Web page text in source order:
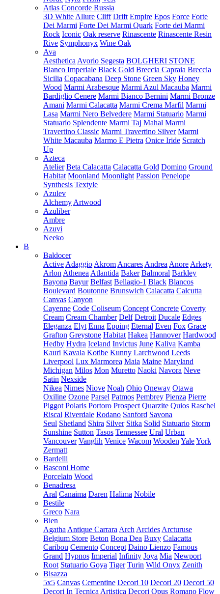
Atlas Concorde Russia
3D White Allure Cliff Drift Empire Epos Force Forte
Dei Marmi Forte Dei Marmi Quark Forte dei Marmi
Rock Iconic Oak reserve Rinascente Rinascente Resin
Rive Symphonyx Wine Oak
Ava
Aesthetica Avorio Segesta BOLGHERI STONE
Bianco Imperiale Black Gold Breccia Capraia Breccia
Sicilia Copacabana Deep Stone Green Sky Honey
Wood Marmi Arabesque Marmi Azul Macauba Marmi
Bardiglio Cenere Marmi Bianco Bernini Marmi Bronze
Amani Marmi Calacatta Marmi Crema Marfil Marmi
Lasa Marmi Nero Belvedere Marmi Statuario Marmi
Statuario Splendente Marmi Taj Mahal Marmi
Travertino Classic Marmi Travertino Silver Marmi
White Macauba Marmo E Pietra Onice Iride Scratch
Up
Azteca
Atelier Beta Calacatta Calacatta Gold Domino Ground
Habitat Moonland Moonlight Passion Penelope
Synthesis Textyle
Azulev
Alchemy Artwood
Azuliber
Ambre
Azuvi
Neeko
B
Baldocer
Active Adaggio Akrom Ancares Andrea Anore Arkety
Arlon Athenea Atlantida Baker Balmoral Barkley
Bayona Bayur Belfast Bellagio-1 Black Blancos
Boulevard Boutonne Brunswich Calacatta Calcutta
Canvas Canyon
Cayenne Code Coliseum Concept Concrete Coverty
Cream Cream Chamber Delf Detroit Ducale Edges
Eleganza Elyt Enna Epping Eternal Even Fox Grace
Grafton Greystone Habitat Hakea Hannover Hardwood
Hedby Hydra Iceland Invictus June Kaliva Kamba
Kauri Kavala Kotibe Kunny Larchwood Leeds
Liverpool Lux Marmorea Maia Maine Maryland
Michigan Milos Mon Muretto Naoki Navora Neve
Satin Nexside
Nikea Nimes Niove Noah Ohio Oneway Otawa
Oxiline Ozone Parsel Patmos Pembrey Pienza Pierre
Piggot Polaris Portoro Prospect Quarzite Quios Raschel
Riscal Riverdale Rodano Sanford Savona
Seul Shetland Shira Silver Sitka Solid Statuario Storm
Sunshine Sutton Tasos Tennessee Ural Urban
Vancouver Vanglih Venice Wacom Wooden YaleYork
Zermatt
Bardelli
Basconi Home
Porcelain Wood
Benadresa
Aral Canaima Daren Halima Nobile
Bestile
Greco Nara
Bien
Agatha Antique Carrara Arch Arcides Arcturuse
Belgium Store Beton Bona Dea Buxy Calacatta
Caribou Cemento Concept Daino Lienzo Famous
Grand Hypnos Imperial Infinity Joya Mia Newport
Root Statuario Goya Tiger Turin Wild Onyx Zenith
Bisazza
5x5 Canvas Cementine Decori 10 Decori 20 Decori 50
Decori In Tecnica Artistica Decori Opus Romano Flow